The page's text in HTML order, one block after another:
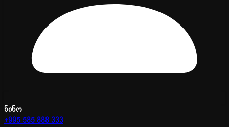
ნინო
+995 585 888 333